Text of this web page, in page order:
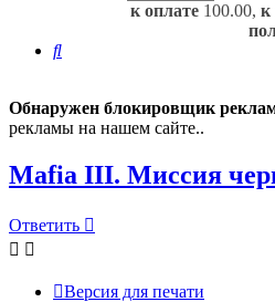
к оплате 100.00, к
Поиск
Обнаружен блокировщик
рекламы на нашем сайте..
Mafia III. Миссия
Ответить
Версия для печати